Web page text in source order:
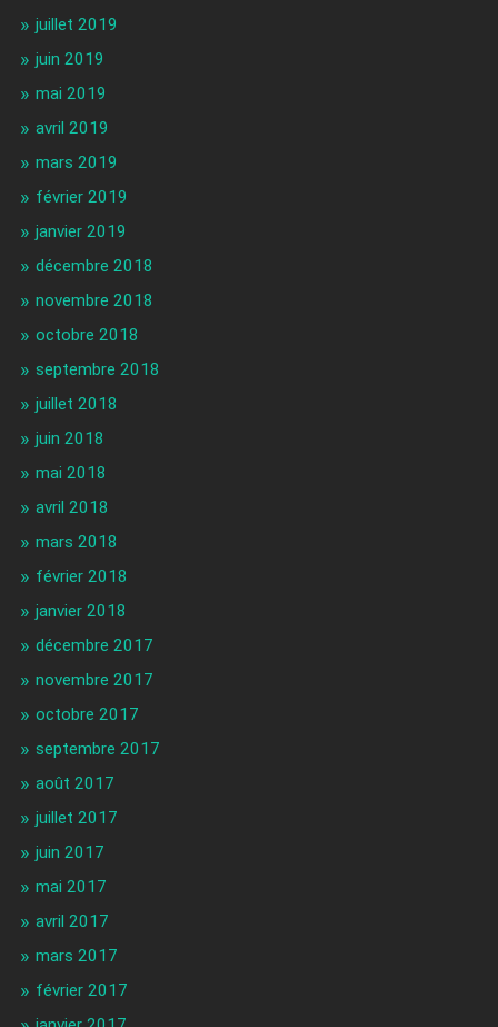
juillet 2019
juin 2019
mai 2019
avril 2019
mars 2019
février 2019
janvier 2019
décembre 2018
novembre 2018
octobre 2018
septembre 2018
juillet 2018
juin 2018
mai 2018
avril 2018
mars 2018
février 2018
janvier 2018
décembre 2017
novembre 2017
octobre 2017
septembre 2017
août 2017
juillet 2017
juin 2017
mai 2017
avril 2017
mars 2017
février 2017